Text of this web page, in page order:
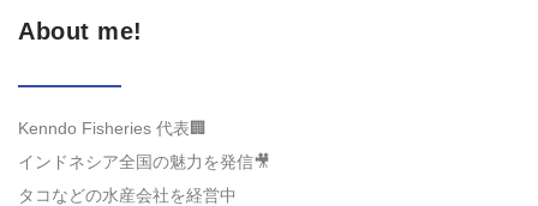
About me!
Kenndo Fisheries 代表🏢
インドネシア全国の魅力を発信🎥
タコなどの水産会社を経営中